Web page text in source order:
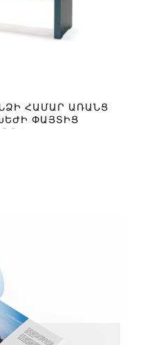
ՀԱՄԱՐ ԱՌԱՆՑ
ՓԱՅՏԻՑ